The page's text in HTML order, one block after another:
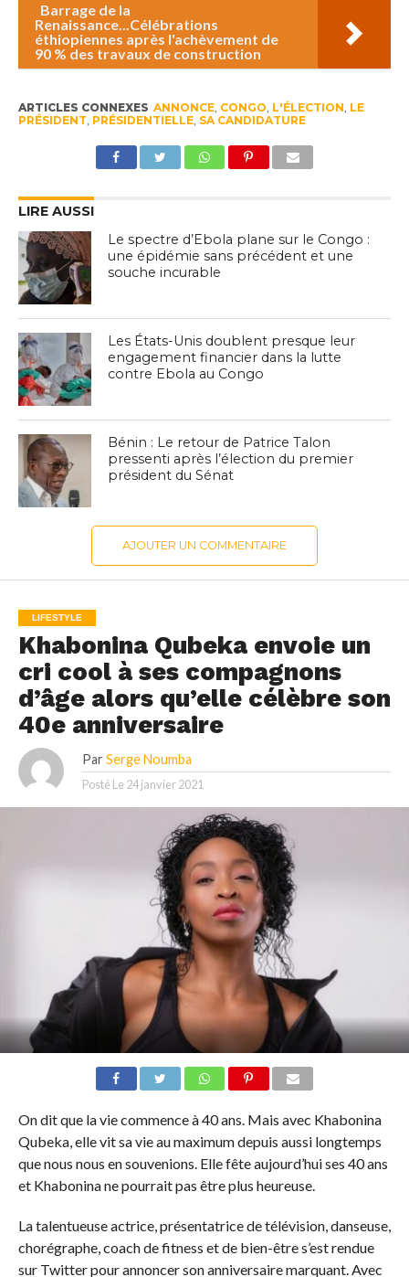
Barrage de la
Renaissance...Célébrations
éthiopiennes après l'achèvement de
90 % des travaux de construction
ARTICLES CONNEXES ANNONCE, CONGO, L'ÉLECTION, LE
PRÉSIDENT, PRÉSIDENTIELLE, SA CANDIDATURE
LIRE AUSSI
Le spectre d’Ebola plane sur le Congo :
une épidémie sans précédent et une
souche incurable
Les États-Unis doublent presque leur
engagement financier dans la lutte
contre Ebola au Congo
Bénin : Le retour de Patrice Talon
pressenti après l’élection du premier
président du Sénat
AJOUTER UN COMMENTAIRE
LIFESTYLE
Khabonina Qubeka envoie un
cri cool à ses compagnons
d’âge alors qu’elle célèbre son
40e anniversaire
Par Serge Noumba
Posté Le 24 janvier 2021
On dit que la vie commence à 40 ans. Mais avec Khabonina
Qubeka, elle vit sa vie au maximum depuis aussi longtemps
que nous nous en souvenions. Elle fête aujourd’hui ses 40 ans
et Khabonina ne pourrait pas être plus heureuse.
La talentueuse actrice, présentatrice de télévision, danseuse,
chorégraphe, coach de fitness et de bien-être s’est rendue
sur Twitter pour annoncer son anniversaire marquant. Avec